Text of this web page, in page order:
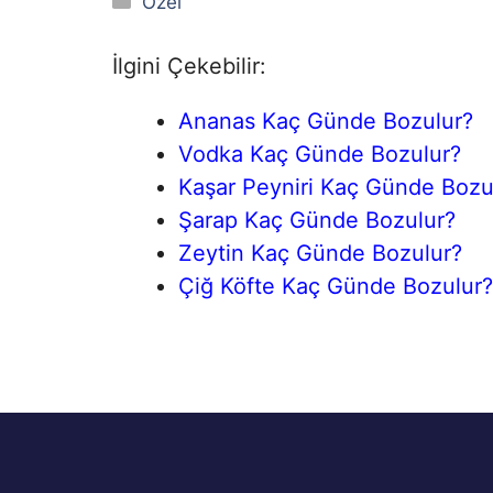
İlgini Çekebilir:
Ananas Kaç Günde Bozulur?
Vodka Kaç Günde Bozulur?
Kaşar Peyniri Kaç Günde
Şarap Kaç Günde Bozulur?
Zeytin Kaç Günde Bozulur?
Çiğ Köfte Kaç Günde Bozulur?